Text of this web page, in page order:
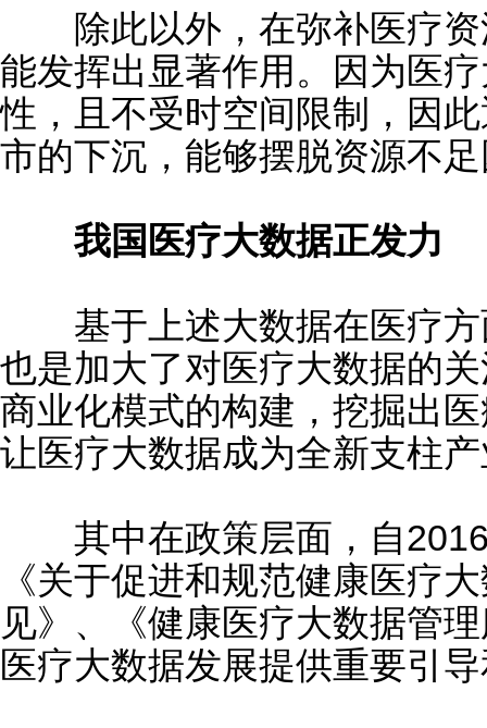
除此以外，在弥补医疗资
能发挥出显著作用。因为医
性，且不受时空间限制，因
市的下沉，能够摆脱资源不
我国医疗大数据正发力
基于上述大数据在医疗方
也是加大了对医疗大数据的
商业化模式的构建，挖掘出
让医疗大数据成为全新支柱
其中在政策层面，自2016
《关于促进和规范健康医疗
见》、《健康医疗大数据管
医疗大数据发展提供重要引